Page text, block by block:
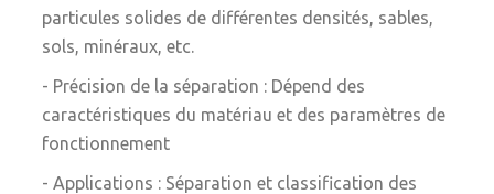
particules solides de différentes densités, sables,
sols, minéraux, etc.
- Précision de la séparation : Dépend des
caractéristiques du matériau et des paramètres de
fonctionnement
- Applications : Séparation et classification des